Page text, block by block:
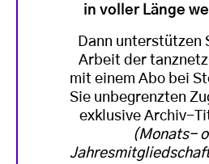
in voller Länge
Dann unterstützen
Arbeit der
mit einem Abo bei
Sie unbegrenzten
exklusive Archiv-
(Monats-